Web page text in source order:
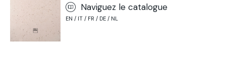
Naviguez le catalogue
EN / IT / FR / DE / NL